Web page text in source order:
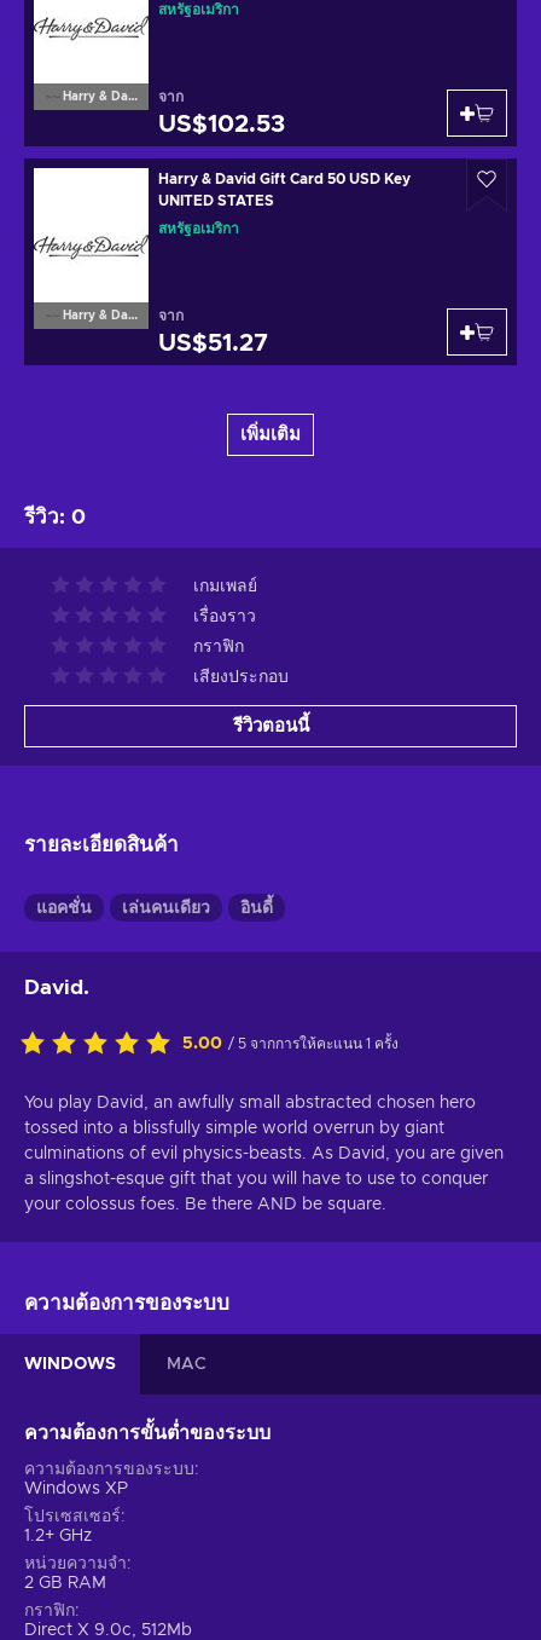
Harry & David
สหรัฐอเมริกา
จาก
US$102.53
Harry & David
Harry & David Gift Card 50 USD Key
UNITED STATES
สหรัฐอเมริกา
จาก
US$51.27
เพิ่มเติม
รีวิว: 0
เกมเพลย์
เรื่องราว
กราฟิก
เสียงประกอบ
รีวิวตอนนี้
รายละเอียดสินค้า
แอคชั่น เล่นคนเดียว อินดี้
David.
5.00 / 5 จากการให้คะแนน 1 ครั้ง
You play David, an awfully small abstracted chosen hero
tossed into a blissfully simple world overrun by giant
culminations of evil physics-beasts. As David, you are given
a slingshot-esque gift that you will have to use to conquer
your colossus foes. Be there AND be square.
ความต้องการของระบบ
WINDOWS MAC
ความต้องการขั้นต่ำของระบบ
ความต้องการของระบบ
Windows XP
โปรเซสเซอร์
1.2+ GHz
หน่วยความจำ
2 GB RAM
กราฟิก
Direct X 9.0c, 512Mb